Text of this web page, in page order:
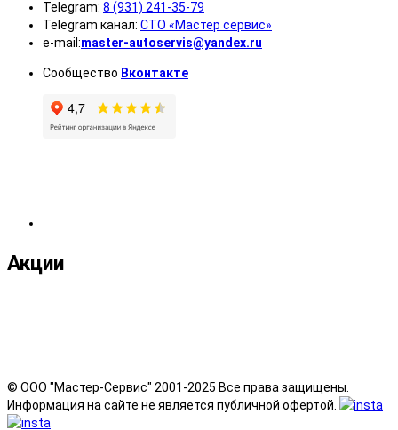
Telegram: 8 (931) 241-35-79
Telegram канал: СТО «Мастер сервис»
e-mail:master-autoservis@yandex.ru
Сообщество Вконтакте
Акции
© ООО "Мастер-Сервис" 2001-2025 Все права защищены.
Информация на сайте не является публичной офертой.